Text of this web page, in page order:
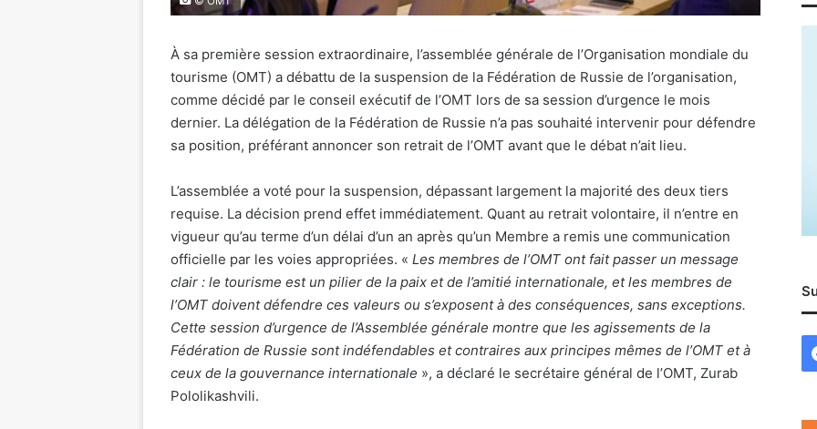
À sa première session extraordinaire, l’assemblée générale de l’Organisation mondiale du
tourisme (OMT) a débattu de la suspension de la Fédération de Russie de l’organisation,
comme décidé par le conseil exécutif de l’OMT lors de sa session d’urgence le mois
dernier. La délégation de la Fédération de Russie n’a pas souhaité intervenir pour défendre
sa position, préférant annoncer son retrait de l’OMT avant que le débat n’ait lieu.
L’assemblée a voté pour la suspension, dépassant largement la majorité des deux tiers
requise. La décision prend effet immédiatement. Quant au retrait volontaire, il n’entre en
vigueur qu’au terme d’un délai d’un an après qu’un Membre a remis une communication
officielle par les voies appropriées. « Les membres de l’OMT ont fait passer un message
clair : le tourisme est un pilier de la paix et de l’amitié internationale, et les membres de
l’OMT doivent défendre ces valeurs ou s’exposent à des conséquences, sans exceptions.
Cette session d’urgence de lAssemblée générale montre que les agissements de la
Fédération de Russie sont indéfendables et contraires aux principes mêmes de l’OMT et à
ceux de la gouvernance internationale », a déclaré le secrétaire général de l’OMT, Zurab
Pololikashvili.